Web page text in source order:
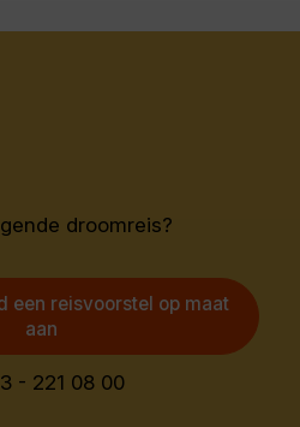
droomreis?
een reisvoorstel op maat
aan
- 221 08 00